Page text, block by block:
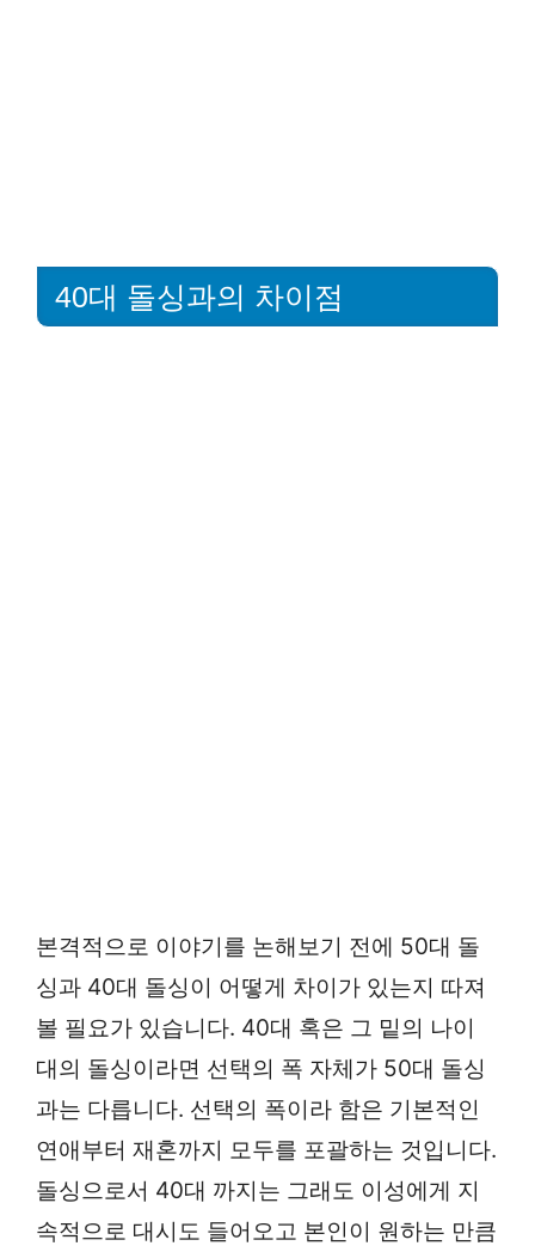
40대 돌싱과의 차이점
본격적으로 이야기를 논해보기 전에 50대 돌
싱과 40대 돌싱이 어떻게 차이가 있는지 따져
볼 필요가 있습니다. 40대 혹은 그 밑의 나이
대의 돌싱이라면 선택의 폭 자체가 50대 돌싱
과는 다릅니다. 선택의 폭이라 함은 기본적인
연애부터 재혼까지 모두를 포괄하는 것입니다.
돌싱으로서 40대 까지는 그래도 이성에게 지
속적으로 대시도 들어오고 본인이 원하는 만큼